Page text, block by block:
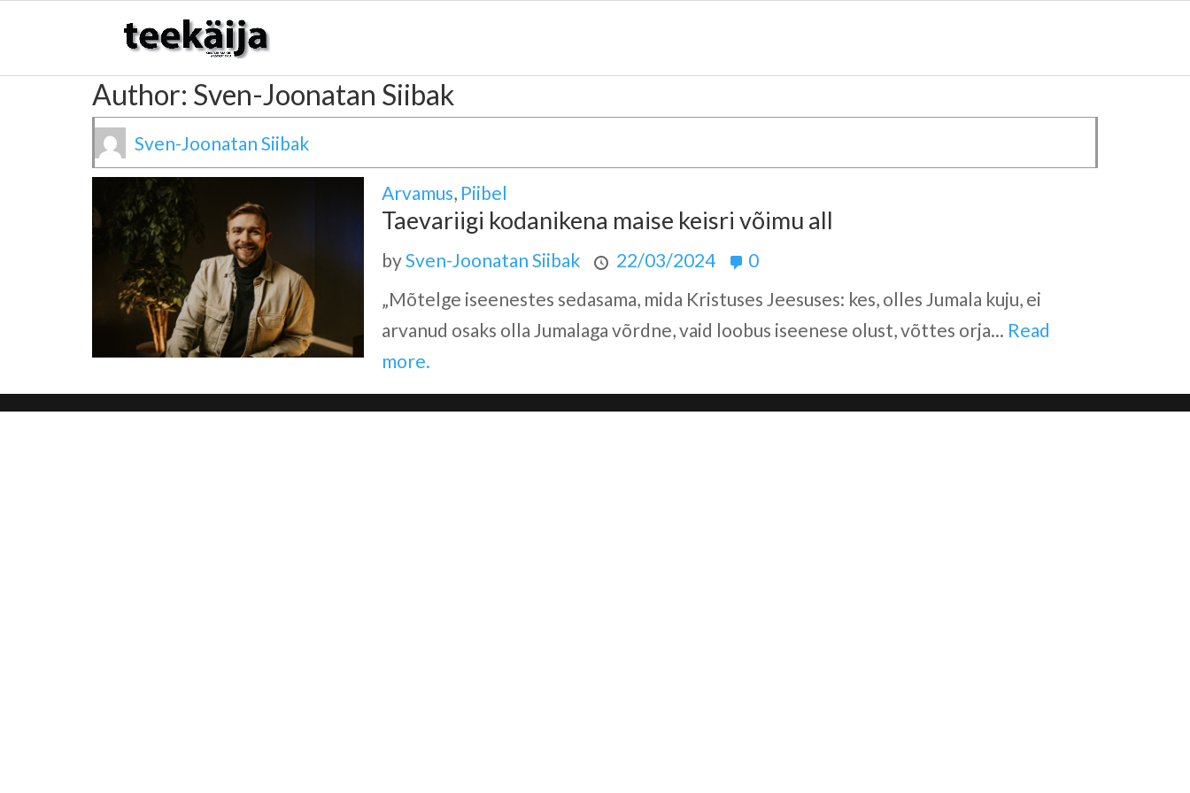
Author: Sven-Joonatan Siibak
Sven-Joonatan Siibak
Arvamus, Piibel
Taevariigi kodanikena maise keisri võimu all
bySven-Joonatan Siibak 22/03/2024
0
„Mõtelge iseenestes sedasama, mida Kristuses Jeesuses: kes, olles Jumala kuju, ei
arvanud osaks olla Jumalaga võrdne, vaid loobus iseenese olust, võttes orja... Read
more.